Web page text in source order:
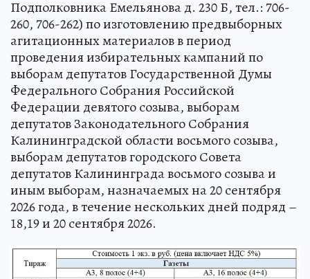
Подполковника Емельянова д. 230 Б, тел.: 706-
260, 706-262) по изготовлению предвыборных
агитационных материалов в период
проведения избирательных кампаний по
выборам депутатов Государственной Думы
Федерального Собрания Российской
Федерации девятого созыва, выборам
депутатов Законодательного Собрания
Калининградской области восьмого созыва,
выборам депутатов городского Совета
депутатов Калининграда восьмого созыва и
иным выборам, назначаемых на 20 сентября
2026 года, в течение нескольких дней подряд –
18,19 и 20 сентября 2026.